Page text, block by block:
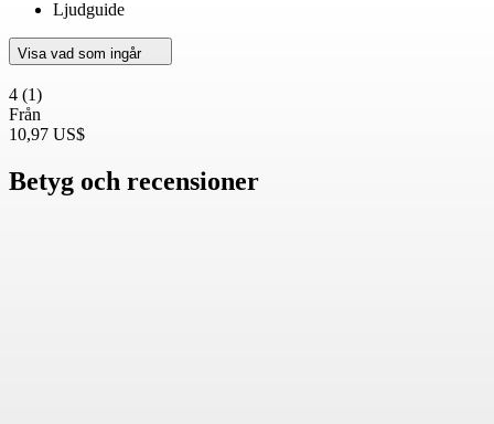
Ljudguide
Visa vad som ingår
4 (1)
Från
10,97 US$
Betyg och recensioner